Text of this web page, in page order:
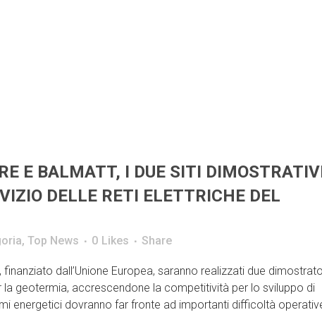
E BALMATT, I DUE SITI
DELLE RETI ELETTRICHE DEL
, Top News 0 Likes Share
dall’Unione Europea, saranno realizzati due
geotermia, accrescendone la competitività per lo sviluppo di
energetici dovranno far fronte ad importanti difficoltà